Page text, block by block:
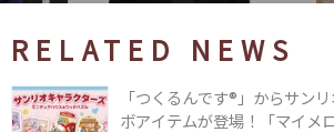
RELATED NEWS
「つくるんです®」からサン
ボアイテムが登場！「マイメ